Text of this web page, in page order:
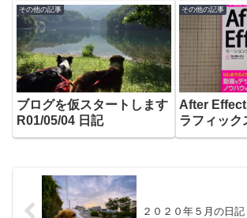
その他の記事
ブログを仮スタートします
R01/05/04 日記
その他の記事
After
ラフィック
２０２０年５月の日